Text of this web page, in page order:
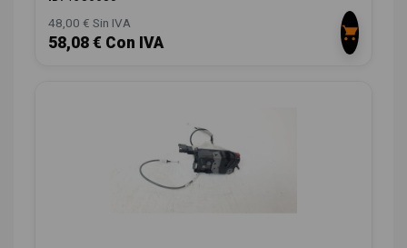
48,00 € Sin IVA
58,08 € Con IVA